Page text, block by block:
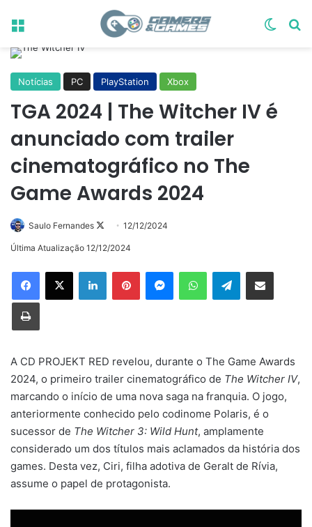
Menu
Notícias PC PlayStation Xbox
TGA 2024 | The Witcher IV é
anunciado com trailer
cinematográfico no The
Game Awards 2024
Saulo Fernandes
Follow
on
12/12/2024
Última Atualização 12/12/2024
LinkedinPinterestMessengerWhatsAppTelegramCompartilhar via e-mail
Imprimir
A CD PROJEKT RED revelou, durante o The Game Awards
2024, o primeiro trailer cinematográfico de The Witcher IV,
marcando o início de uma nova saga na franquia. O jogo,
anteriormente conhecido pelo codinome Polaris, é o
sucessor de The Witcher 3: Wild Hunt, amplamente
considerado um dos títulos mais aclamados da história dos
games. Desta vez, Ciri, filha adotiva de Geralt de Rívia,
assume o papel de protagonista.